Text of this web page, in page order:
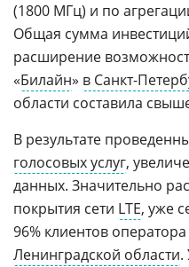
(1800 МГц) и по
Общая сумма
расширение
«Билайн» в Санкт-
области составила
В результате
голосовых услуг,
данных. Значительно
покрытия сети LTE, уже
96% клиентов
Ленинградской области.